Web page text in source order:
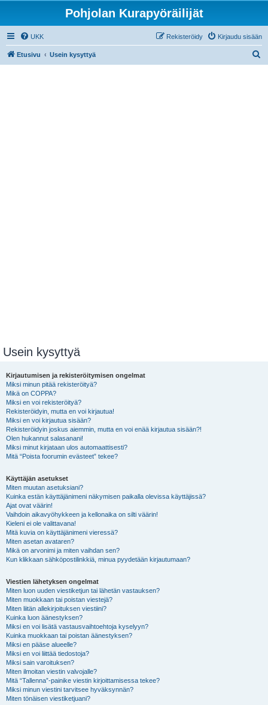
Pohjolan Kurapyöräilijät
UKK Kirjaudu sisään
Rekisteröidy
Etusivu Usein kysyttyä
Usein kysyttyä
Kirjautumisen ja rekisteröitymisen ongelmat
Miksi minun pitää rekisteröityä?
Mikä on COPPA?
Miksi en voi rekisteröityä?
Rekisteröidyin, mutta en voi kirjautua!
Miksi en voi kirjautua sisään?
Rekisteröidyin joskus aiemmin, mutta en voi enää kirjautua sisään?!
Olen hukannut salasanani!
Miksi minut kirjataan ulos automaattisesti?
Mitä “Poista foorumin evästeet” tekee?
Käyttäjän asetukset
Miten muutan asetuksiani?
Kuinka estän käyttäjänimeni näkymisen paikalla olevissa käyttäjissä?
Ajat ovat väärin!
Vaihdoin aikavyöhykkeen ja kellonaika on silti väärin!
Kieleni ei ole valittavana!
Mitä kuvia on käyttäjänimeni vieressä?
Miten asetan avataren?
Mikä on arvonimi ja miten vaihdan sen?
Kun klikkaan sähköpostilinkkiä, minua pyydetään kirjautumaan?
Viestien lähetyksen ongelmat
Miten luon uuden viestiketjun tai lähetän vastauksen?
Miten muokkaan tai poistan viestejä?
Miten liitän allekirjoituksen viestiini?
Kuinka luon äänestyksen?
Miksi en voi lisätä vastausvaihtoehtoja kyselyyn?
Kuinka muokkaan tai poistan äänestyksen?
Miksi en pääse alueelle?
Miksi en voi liittää tiedostoja?
Miksi sain varoituksen?
Miten ilmoitan viestin valvojalle?
Mitä “Tallenna”-painike viestin kirjoittamisessa tekee?
Miksi minun viestini tarvitsee hyväksynnän?
Miten tönäisen viestiketjuani?